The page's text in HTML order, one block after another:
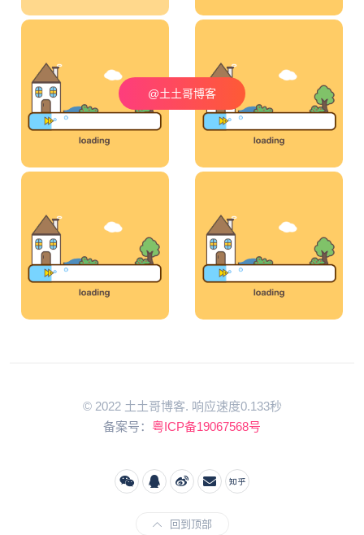
@土土哥博客
© 2022 土土哥博客. 响应速度0.133秒
备案号： 粤ICP备19067568号
回到顶部